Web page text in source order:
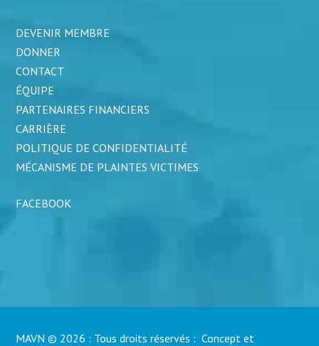
DEVENIR MEMBRE
DONNER
CONTACT
ÉQUIPE
PARTENAIRES FINANCIERS
CARRIÈRE
POLITIQUE DE CONFIDENTIALITÉ
MÉCANISME DE PLAINTES VICTIMES
FACEBOOK
MAVN © 2026 : Tous droits réservés : Concept et